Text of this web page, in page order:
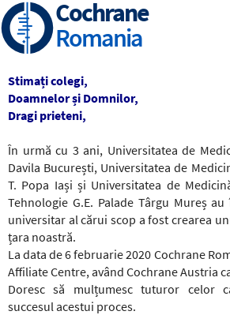
Skip
to
main
Cochrane
Romania
Stimați colegi,
Doamnelor și Domnilor,
Dragi prieteni,
În urmă cu 3 ani, Universitatea de
Davila București, Universitatea de
T. Popa Iași și Universitatea de
Tehnologie G.E. Palade Târgu Mureș
universitar al cărui scop a fost crearea
țara noastră.
La data de 6 februarie 2020 Cochrane
Affiliate Centre, având Cochrane Austria
Doresc să mulțumesc tuturor celor
succesul acestui proces.